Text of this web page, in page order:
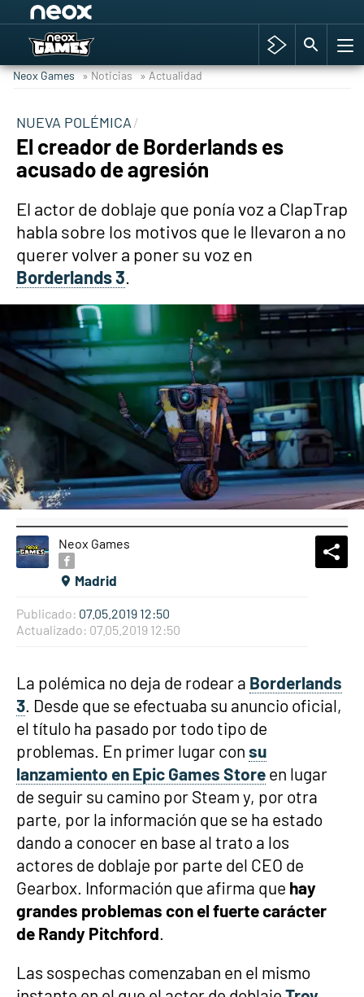
Hyrule Warriors: La Era del Cataclismo
Cyberpunk 2077
Hyrule Warriors
Neox Games » Noticias » Actualidad
NUEVA POLÉMICA
El creador de Borderlands es
acusado de agresión
El actor de doblaje que ponía voz a ClapTrap
habla sobre los motivos que le llevaron a no
querer volver a poner su voz en
Borderlands 3
Neox Games
Madrid
Publicado: 07.05.2019 12:50
Actualizado: 07.05.2019 12:50
La polémica no deja de rodear a Borderlands
3. Desde que se efectuaba su anuncio oficial,
el título ha pasado por todo tipo de
problemas. En primer lugar con su
lanzamiento en Epic Games Store en lugar
de seguir su camino por Steam y, por otra
parte, por la información que se ha estado
dando a conocer en base al trato a los
actores de doblaje por parte del CEO de
Gearbox. Información que afirma que hay
grandes problemas con el fuerte carácter
de Randy Pitchford.
Las sospechas comenzaban en el mismo